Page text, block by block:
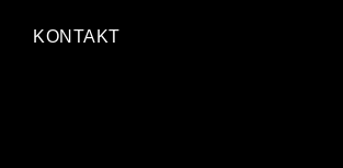
KONTAKT